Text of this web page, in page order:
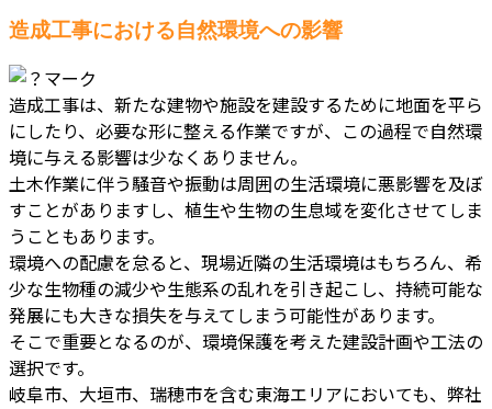
造成工事における自然環境への影響
造成工事は、新たな建物や施設を建設するために地面を平ら
にしたり、必要な形に整える作業ですが、この過程で自然環
境に与える影響は少なくありません。
土木作業に伴う騒音や振動は周囲の生活環境に悪影響を及ぼ
すことがありますし、植生や生物の生息域を変化させてしま
うこともあります。
環境への配慮を怠ると、現場近隣の生活環境はもちろん、希
少な生物種の減少や生態系の乱れを引き起こし、持続可能な
発展にも大きな損失を与えてしまう可能性があります。
そこで重要となるのが、環境保護を考えた建設計画や工法の
選択です。
岐阜市、大垣市、瑞穂市を含む東海エリアにおいても、弊社